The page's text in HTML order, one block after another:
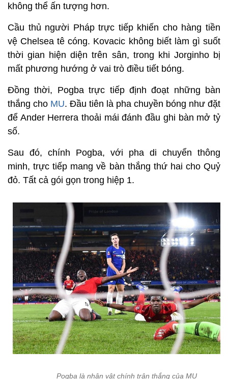
không thể ấn tượng hơn.
Cầu thủ người Pháp trực tiếp khiến cho hàng tiền
vệ Chelsea tê cóng. Kovacic không biết làm gì suốt
thời gian hiện diện trên sân, trong khi Jorginho bị
mất phương hướng ở vai trò điều tiết bóng.
Đồng thời, Pogba trực tiếp định đoạt những bàn
thắng cho MU. Đầu tiên là pha chuyền bóng như đặt
để Ander Herrera thoải mái đánh đầu ghi bàn mở tỷ
số.
Sau đó, chính Pogba, với pha di chuyển thông
minh, trực tiếp mang về bàn thắng thứ hai cho Quỷ
đỏ. Tất cả gói gọn trong hiệp 1.
Pogba là nhân vật chính trận thắng của MU